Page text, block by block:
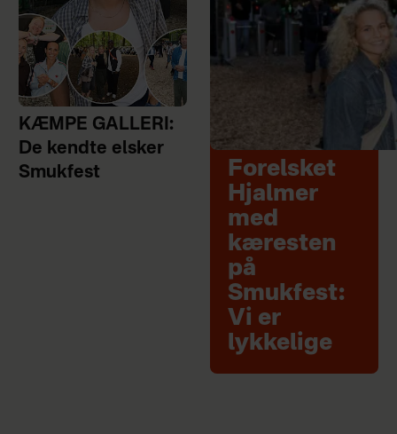
KÆMPE GALLERI:
De kendte elsker
Smukfest
Forelsket
Hjalmer
med
kæresten
på
Smukfest:
Vi er
lykkelige